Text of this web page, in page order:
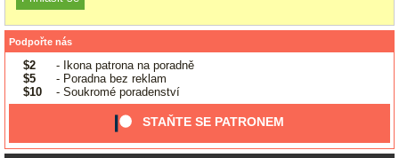
Podpořte nás
$2
- Ikona patrona na poradně
$5
- Poradna bez reklam
$10
- Soukromé poradenství
STAŇTE SE PATRONEM